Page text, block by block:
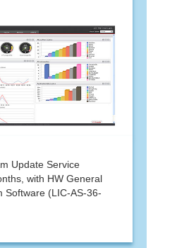
Update Service
with HW General
Software (LIC-AS-36-